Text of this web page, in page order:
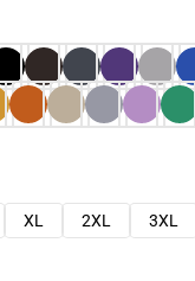
XL 2XL 3XL